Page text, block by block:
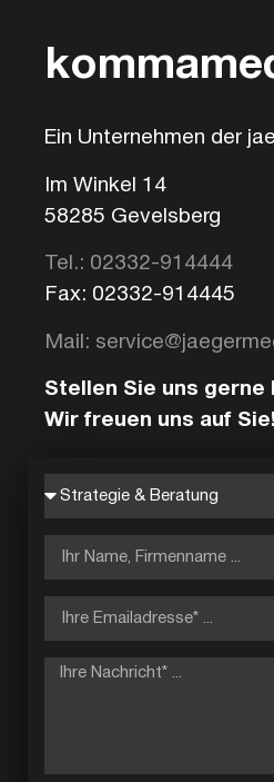
Ein Unternehmen der
Im Winkel 14
58285 Gevelsberg
Tel.: 02332-914444
Fax: 02332-914445
Mail:
Stellen Sie uns gerne
Wir freuen uns auf Sie!